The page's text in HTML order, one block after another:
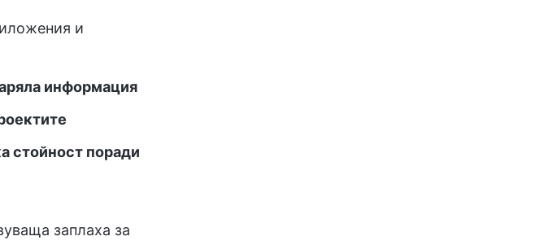
и
информация
стойност поради
заплаха за